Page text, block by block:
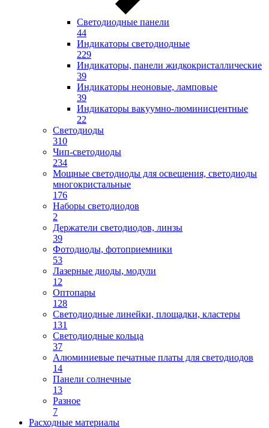
Светодиодные панели
44
Индикаторы светодиодные
229
Индикаторы, панели жидкокристаллические
39
Индикаторы неоновые, ламповые
39
Индикаторы вакуумно-люминисцентные
22
Светодиоды
310
Чип-светодиоды
234
Мощные светодиоды для освещения, светодиоды
многокристальные
176
Наборы светодиодов
2
Держатели светодиодов, линзы
39
Фотодиоды, фотоприемники
53
Лазерные диоды, модули
12
Оптопары
128
Светодиодные линейки, площадки, кластеры
131
Светодиодные кольца
37
Алюминиевые печатные платы для светодиодов
14
Панели солнечные
13
Разное
7
Расходные материалы